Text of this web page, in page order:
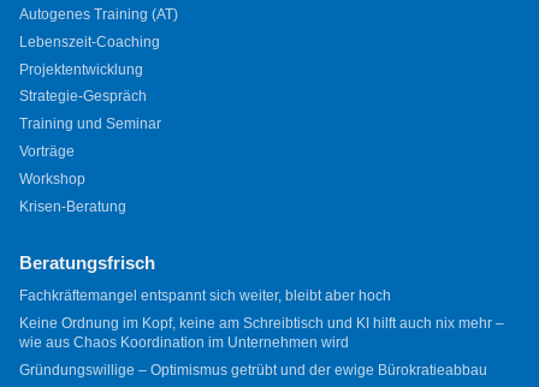
Autogenes Training (AT)
Lebenszeit-Coaching
Projektentwicklung
Strategie-Gespräch
Training und Seminar
Vorträge
Workshop
Krisen-Beratung
Beratungsfrisch
Fachkräftemangel entspannt sich weiter, bleibt aber hoch
Keine Ordnung im Kopf, keine am Schreibtisch und KI hilft auch nix mehr –
wie aus Chaos Koordination im Unternehmen wird
Gründungswillige – Optimismus getrübt und der ewige Bürokratieabbau